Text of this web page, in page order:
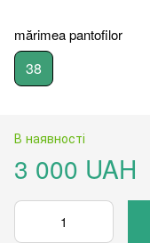
mărimea pantofilor
38
В наявності
3 000 UAH